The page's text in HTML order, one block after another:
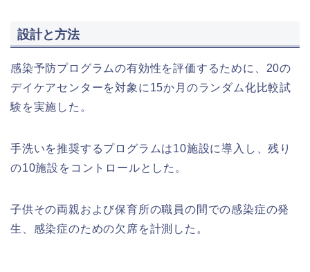
設計と方法
感染予防プログラムの有効性を評価するために、20の
デイケアセンターを対象に15か月のランダム化比較試
験を実施した。
手洗いを推奨するプログラムは10施設に導入し、残り
の10施設をコントロールとした。
子供その両親および保育所の職員の間での感染症の発
生、感染症のための欠席を計測した。